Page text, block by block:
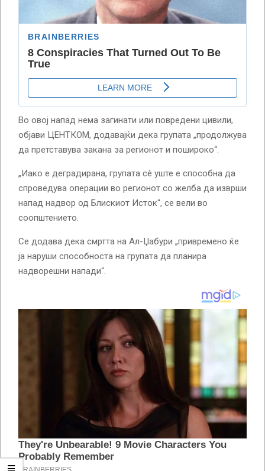
Во овој напад нема загинати или повредени цивили,
објави ЦЕНТКОМ, додавајќи дека групата „продолжува
да претставува закана за регионот и пошироко“.
„Иако е деградирана, групата сè уште е способна да
спроведува операции во регионот со желба да изврши
напад надвор од Блискиот Исток“, се вели во
соопштението.
Се додава дека смртта на Ал-Џабури „привремено ќе
ја наруши способноста на групата да планира
надворешни напади“.